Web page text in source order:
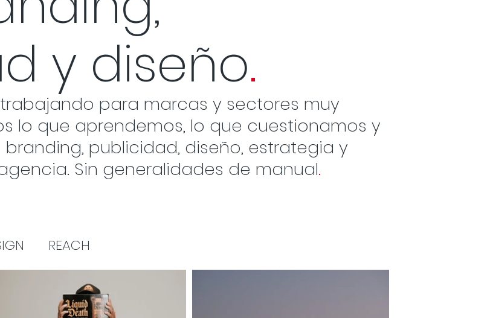
y diseño.
para marcas y sectores muy
lo que aprendemos, lo que cuestionamos y
publicidad, diseño, estrategia y
Sin generalidades de manual.
REACH